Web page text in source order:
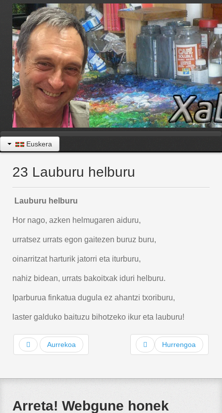
Euskera
23 Lauburu helburu
Lauburu helburu
Hor nago, azken helmugaren aiduru,
urratsez urrats egon gaitezen buruz buru,
oinarritzat harturik jatorri eta iturburu,
nahiz bidean, urrats bakoitxak iduri helburu.
Iparburua finkatua dugula ez ahantzi txoriburu,
laster galduko baituzu bihotzeko ikur eta lauburu!
Aurrekoa Hurrengoa
Arreta! Webgune honek